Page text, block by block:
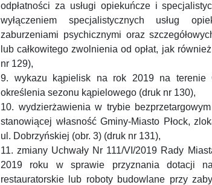
odpłatności za usługi opiekuńcze i
wyłączeniem specjalistycznych usług
zaburzeniami psychicznymi oraz
lub całkowitego zwolnienia od opłat, jak
nr 129),
9. wykazu kąpielisk na rok 2019 na terenie
określenia sezonu kąpielowego (druk nr 130),
10. wydzierżawienia w trybie
stanowiącej własność Gminy-Miasto Płock,
ul. Dobrzyńskiej (obr. 3) (druk nr 131),
11. zmiany Uchwały Nr 111/VI/2019 Rady
2019 roku w sprawie przyznania dotacji
restauratorskie lub roboty budowlane przy